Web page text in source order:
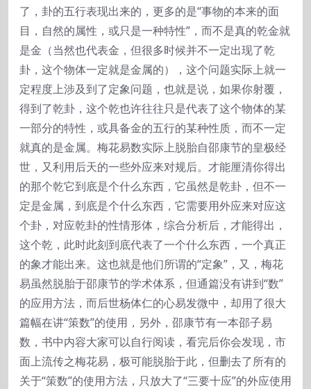
了，卦的五行表现出来的，更多的是“事物的本来的面
目，自然的属性，或只是一种特性”，而不是真的乾金就
是金（当然也代表金，但很多时候并不一定出现了乾
卦，这个物体一定就是金属的），这个问题实际上就一
定程度上涉及到了定象问题，也就是说，如果你射覆，
得到了乾卦，这个乾也许往往只是代表了这个物体的某
一部分的特性，或具备金的五行的某种性质，而不一定
就真的是金属。梅花易数实际上脱胎自邵康节的皇极经
世，又利用后天的一些外应来对规后。才能厘清你得出
的那个乾它到底是个什么东西，它虽然是乾卦，但不一
定是金属，到底是个什么东西，它需要用外应来对应这
个卦，对应乾卦的性情形体，综合分析后，才能得出，
这个乾，此时此刻到底代表了一个什么东西，一个真正
的象才能出来。这也就是他们所谓的“定象”，又，梅花
易虽然脱胎于邵康节的学术体系，但通篇没有讲到“数”
的应用方法，而后世杨体仁的心易发微中，却用了很大
篇幅在讲“策数”的使用，另外，邵康节有一本邵子易
数，书中内容大家可以自行阅读，看完后你会发现，市
面上流传之梅花易，极可能脱胎于此，但删去了所有的
关于“策数”的使用方法，只放大了“三要十应”的外应使用